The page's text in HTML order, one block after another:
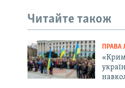
Читайте також
«Крим